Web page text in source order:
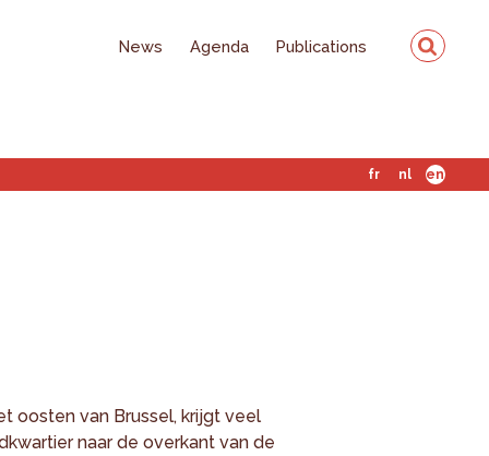
News Agenda Publications
fr nl en
oosten van Brussel, krijgt veel
naar de overkant van de